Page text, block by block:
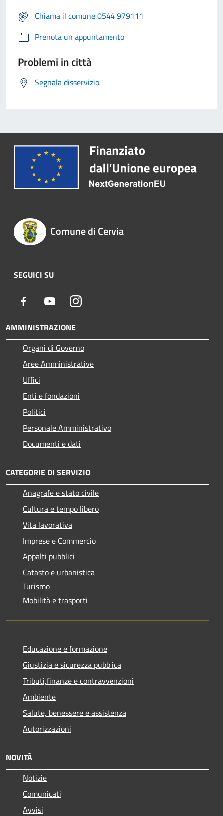
Chiama il comune 0544 979111
Prenota un appuntamento
Problemi in città
Segnala disservizio
Comune di Cervia
SEGUICI SU
Facebook YoutubeInstagram
AMMINISTRAZIONE
Organi di Governo
Aree Amministrative
Uffici
Enti e fondazioni
Politici
Personale Amministrativo
Documenti e dati
CATEGORIE DI SERVIZIO
Anagrafe e stato civile
Cultura e tempo libero
Vita lavorativa
Imprese e Commercio
Appalti pubblici
Catasto e urbanistica
Turismo
Mobilità e trasporti
Educazione e formazione
Giustizia e sicurezza pubblica
Tributi,finanze e contravvenzioni
Ambiente
Salute, benessere e assistenza
Autorizzazioni
NOVITÀ
Notizie
Comunicati
Avvisi